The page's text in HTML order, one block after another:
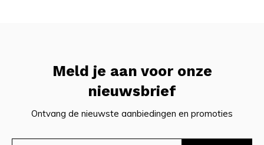
Meld je aan voor onze
nieuwsbrief
Ontvang de nieuwste aanbiedingen en promoties